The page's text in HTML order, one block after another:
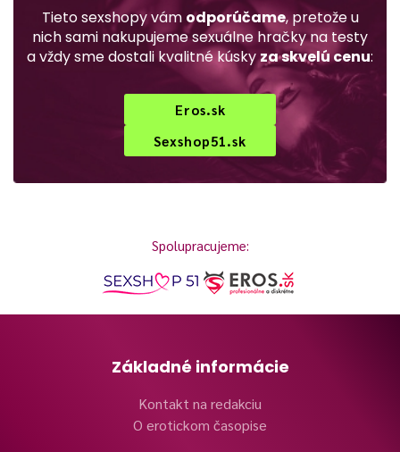
Tieto sexshopy vám odporúčame, pretože u
nich sami nakupujeme sexuálne hračky na testy
a vždy sme dostali kvalitné kúskyza skvelú cenu:
Eros.sk
Sexshop51.sk
Spolupracujeme:
Základné informácie
Kontakt na redakciu
O erotickom časopise